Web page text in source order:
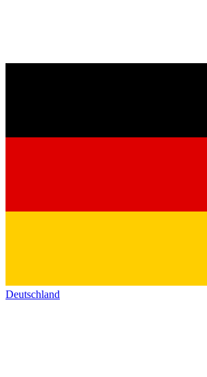
Deutschland